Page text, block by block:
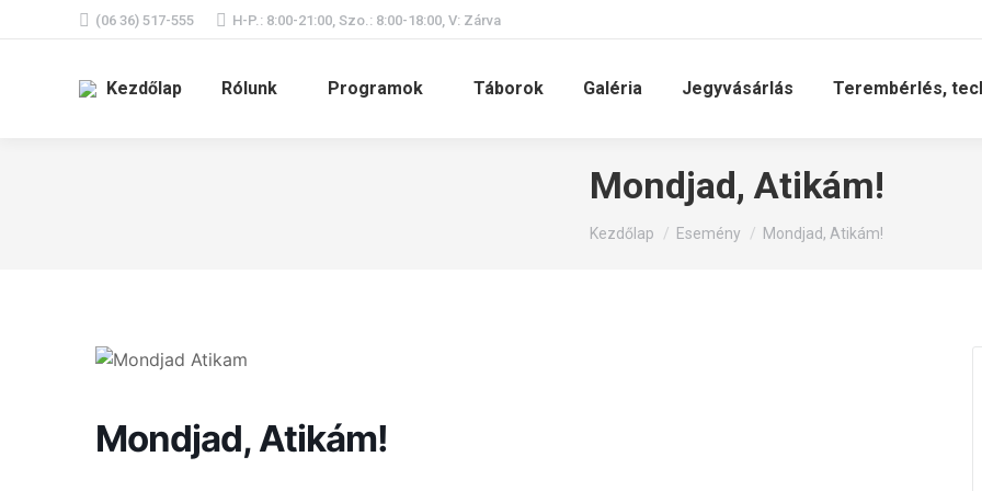
(06 36) 517-555 H-P.: 8:00-21:00, Szo.: 8:00-18:00, V: Zárva
Kezdőlap Rólunk Programok Táborok Galéria Jegyvásárlás Terembérlés,
Mondjad, Atikám!
You are here:
Kezdőlap Esemény Mondjad, Atikám!
Mondjad, Atikám!